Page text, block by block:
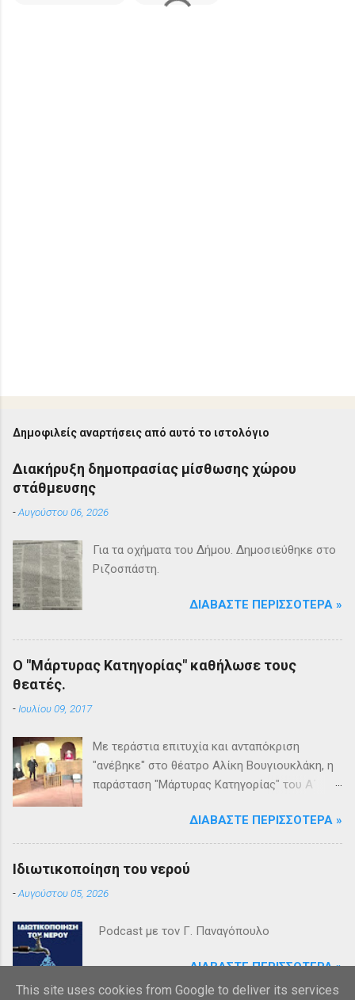
Δημοφιλείς αναρτήσεις από αυτό το ιστολόγιο
Διακήρυξη δημοπρασίας μίσθωσης χώρου
στάθμευσης
-Αυγούστου 06, 2026
Για τα οχήματα του Δήμου. Δημοσιεύθηκε στο
Ριζοσπάστη.
ΔΙΑΒΆΣΤΕ ΠΕΡΙΣΣΌΤΕΡΑ »
Ο "Μάρτυρας Κατηγορίας" καθήλωσε τους
θεατές.
-Ιουλίου 09, 2017
Με τεράστια επιτυχία και ανταπόκριση
"ανέβηκε" στο θέατρο Αλίκη Βουγιουκλάκη, η
παράσταση "Μάρτυρας Κατηγορίας" του Α΄
Βριλησσίων. Το θέατρο γέμισε και πάνω από
1500 θεατές και τις δύο βραδιές απόλαυσαν
κυριολεκτικά μία σπουδαία παράσταση
υψηλής δραματουργίας. Το έργο της Αγκάθα
Κρίστι καθήλωσε τους θεατρόφιλους σε όλη
πλοκή, οι μεγάλες ανατροπές και ένα
παρακολούθησαν το έργο και τους έμειναν
ΔΙΑΒΆΣΤΕ ΠΕΡΙΣΣΌΤΕΡΑ »
Ιδιωτικοποίηση του νερού
-Αυγούστου 05, 2026
Podcast με τον Γ. Παναγόπουλο
ΔΙΑΒΆΣΤΕ ΠΕΡΙΣΣΌΤΕΡΑ »
This site uses cookies from Google to deliver its services